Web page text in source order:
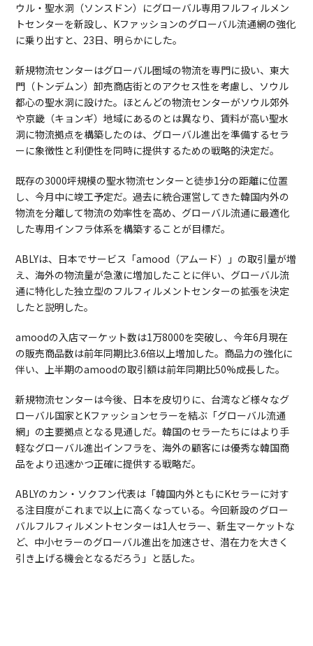
ウル・聖水洞（ソンスドン）にグローバル専用フルフィルメン
トセンターを新設し、Kファッションのグローバル流通網の強化
に乗り出すと、23日、明らかにした。
新規物流センターはグローバル圏域の物流を専門に扱い、東大
門（トンデムン）卸売商店街とのアクセス性を考慮し、ソウル
都心の聖水洞に設けた。ほとんどの物流センターがソウル郊外
や京畿（キョンギ）地域にあるのとは異なり、賃料が高い聖水
洞に物流拠点を構築したのは、グローバル進出を準備するセラ
ーに象徴性と利便性を同時に提供するための戦略的決定だ。
既存の3000坪規模の聖水物流センターと徒歩1分の距離に位置
し、今月中に竣工予定だ。過去に統合運営してきた韓国内外の
物流を分離して物流の効率性を高め、グローバル流通に最適化
した専用インフラ体系を構築することが目標だ。
ABLYは、日本でサービス「amood（アムード）」の取引量が増
え、海外の物流量が急激に増加したことに伴い、グローバル流
通に特化した独立型のフルフィルメントセンターの拡張を決定
したと説明した。
amoodの入店マーケット数は1万8000を突破し、今年6月現在
の販売商品数は前年同期比3.6倍以上増加した。商品力の強化に
伴い、上半期のamoodの取引額は前年同期比50%成長した。
新規物流センターは今後、日本を皮切りに、台湾など様々なグ
ローバル国家とKファッションセラーを結ぶ「グローバル流通
網」の主要拠点となる見通しだ。韓国のセラーたちにはより手
軽なグローバル進出インフラを、海外の顧客には優秀な韓国商
品をより迅速かつ正確に提供する戦略だ。
ABLYのカン・ソクフン代表は「韓国内外ともにKセラーに対す
る注目度がこれまで以上に高くなっている。今回新設のグロー
バルフルフィルメントセンターは1人セラー、新生マーケットな
ど、中小セラーのグローバル進出を加速させ、潜在力を大きく
引き上げる機会となるだろう」と話した。